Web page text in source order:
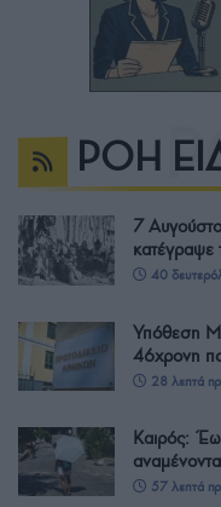
ΡΟΗ
7
κατέγραψε
40
Υπόθεση
46χρονη
28 λεπτά
Καιρός:
57 λεπτά